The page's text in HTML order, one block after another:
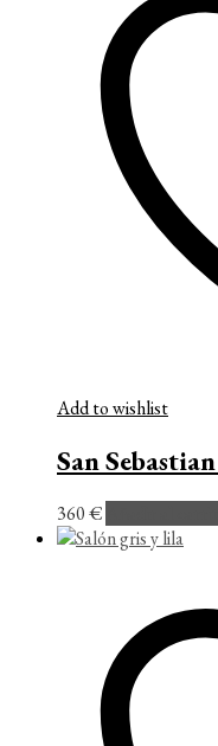
Add to wishlist
San
360€